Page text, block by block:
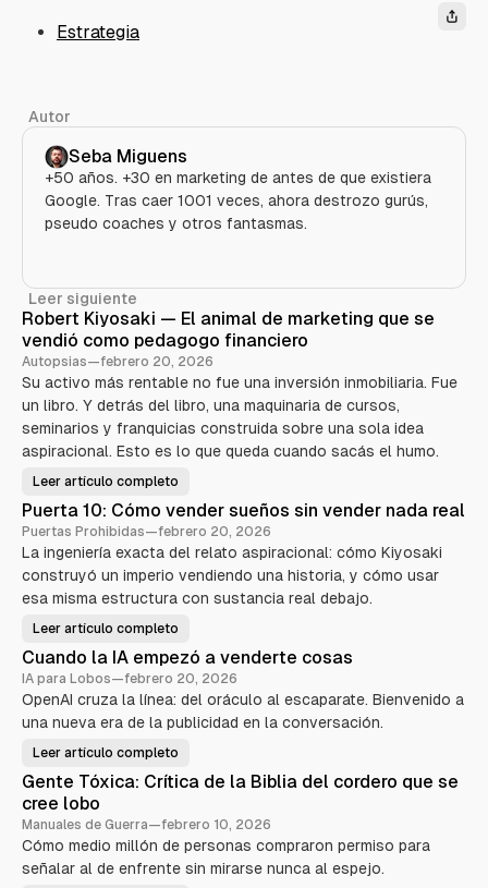
Estrategia
Autor
Seba Miguens
+50 años. +30 en marketing de antes de que existiera
Google. Tras caer 1001 veces, ahora destrozo gurús,
pseudo coaches y otros fantasmas.
Leer siguiente
Robert Kiyosaki — El animal de marketing que se
vendió como pedagogo financiero
Autopsias—febrero 20, 2026
Su activo más rentable no fue una inversión inmobiliaria. Fue
un libro. Y detrás del libro, una maquinaria de cursos,
seminarios y franquicias construida sobre una sola idea
aspiracional. Esto es lo que queda cuando sacás el humo.
R
b
e
r
t
i
o
a
i
E
l
a
n
m
a
d
a
r
k
e
t
Leer artículo completo
Puerta 10: Cómo vender sueños sin vender nada real
Puertas Prohibidas—febrero 20, 2026
La ingeniería exacta del relato aspiracional: cómo Kiyosaki
construyó un imperio vendiendo una historia, y cómo usar
esa misma estructura con sustancia real debajo.
P
e
r
t
a
0
C
m
o
e
n
d
e
r
Leer artículo completo
Cuando la IA empezó a venderte cosas
IA para Lobos—febrero 20, 2026
OpenAI cruza la línea: del oráculo al escaparate. Bienvenido a
una nueva era de la publicidad en la conversación.
C
a
o
a
I
A
Leer artículo completo
Gente Tóxica: Crítica de la Biblia del cordero que se
cree lobo
Manuales de Guerra—febrero 10, 2026
Cómo medio millón de personas compraron permiso para
señalar al de enfrente sin mirarse nunca al espejo.